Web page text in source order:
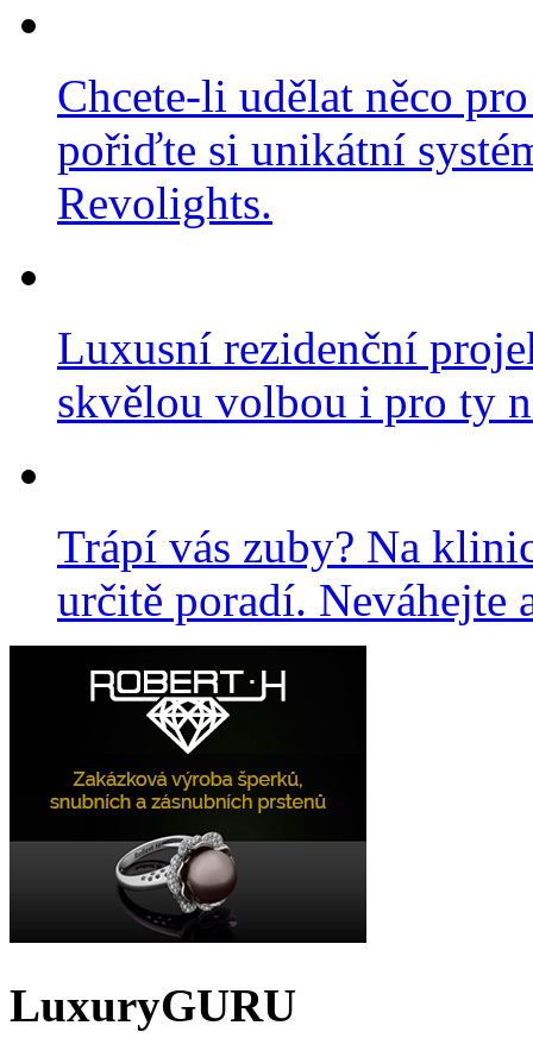
Chcete-li udělat něco
pořiďte si unikátní
Revolights.
Luxusní rezidenční
skvělou volbou i pro ty
Trápí vás zuby? Na
určitě poradí. Neváhejte
LuxuryGURU